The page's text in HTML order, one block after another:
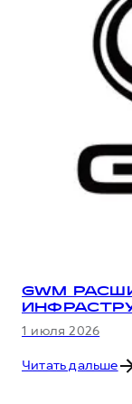
GWM
1 июля 2026
Читать дальше